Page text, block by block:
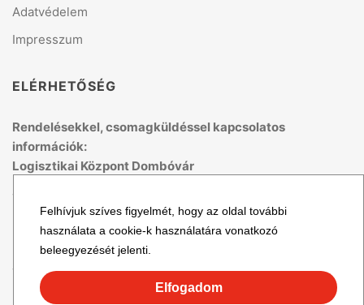
Felhívjuk szíves figyelmét, hogy az oldal további
használata a cookie-k használatára vonatkozó
beleegyezését jelenti.
Elfogadom
Adatvédelem
Impresszum
ELÉRHETŐSÉG
Rendelésekkel, csomagküldéssel kapcsolatos
információk:
Logisztikai Központ Dombóvár
Telefon: +36 70 679 41 53
(H-P: 8:00 - 15:00)
Email: logisztika@topmix.hu
További cégadatok